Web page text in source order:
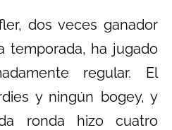
dos veces ganador
temporada, ha jugado
regular. El
y ningún bogey, y
ronda hizo cuatro